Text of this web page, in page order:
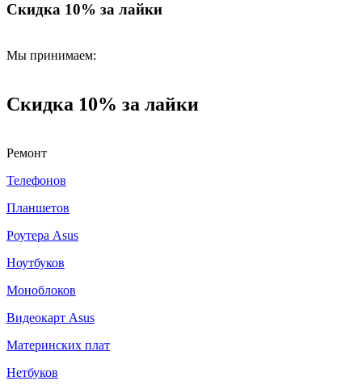
Скидка 10% за лайки
Мы принимаем:
Скидка 10% за лайки
Ремонт
Телефонов
Планшетов
Роутера Asus
Ноутбуков
Моноблоков
Видеокарт Asus
Материнских плат
Нетбуков